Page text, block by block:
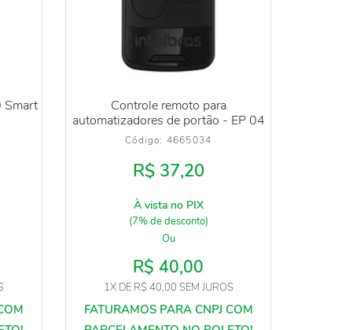
Smart
Controle remoto para
automatizadores de portão - EP 04
Código: 4665034
R$ 37,20
À vista no PIX
(7% de desconto)
Ou
R$ 40,00
1XDE R$ 40,00 SEM JUROS